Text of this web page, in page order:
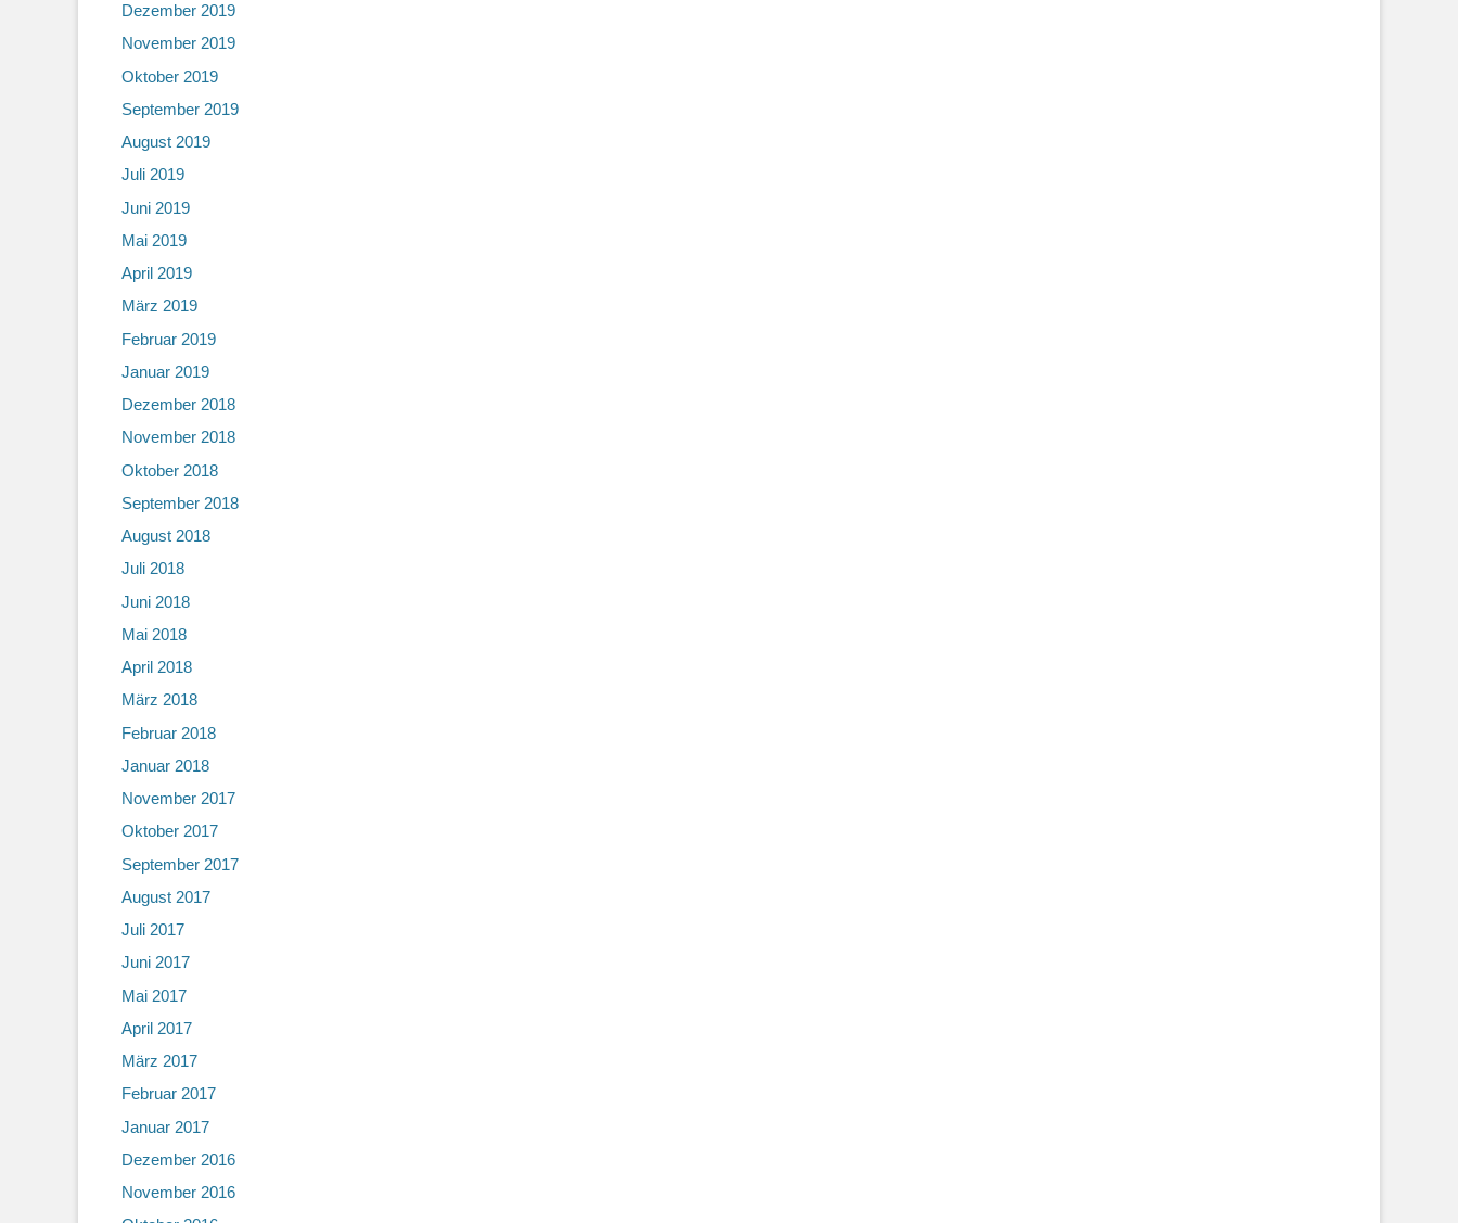
Dezember 2019
November 2019
Oktober 2019
September 2019
August 2019
Juli 2019
Juni 2019
Mai 2019
April 2019
März 2019
Februar 2019
Januar 2019
Dezember 2018
November 2018
Oktober 2018
September 2018
August 2018
Juli 2018
Juni 2018
Mai 2018
April 2018
März 2018
Februar 2018
Januar 2018
November 2017
Oktober 2017
September 2017
August 2017
Juli 2017
Juni 2017
Mai 2017
April 2017
März 2017
Februar 2017
Januar 2017
Dezember 2016
November 2016